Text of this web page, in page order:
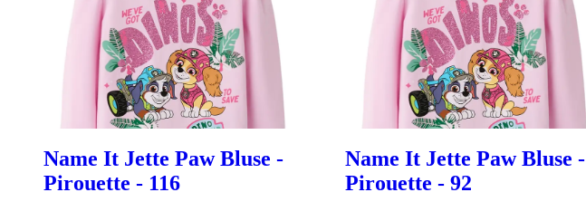
Name It Jette Paw Bluse -
Pirouette - 116
Name It Jette Paw Bluse -
Pirouette - 92